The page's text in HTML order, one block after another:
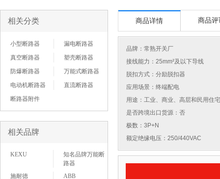
相关分类
小型断路器
漏电断路器
真空断路器
塑壳断路器
防爆断路器
万能式断路器
电动机断路器
直流断路器
断路器附件
相关品牌
KEXU
知名品牌万能断
路器
施耐德
ABB
商品详情 商品评
品牌： 常熟开关厂
接线能力：25mm²及以下导线
脱扣方式：分励脱扣器
应用场景：终端配电
用途：工业、商业、高层和民用住
是否跨境出口货源：否
极数：3P+N
额定绝缘电压：250/440VAC